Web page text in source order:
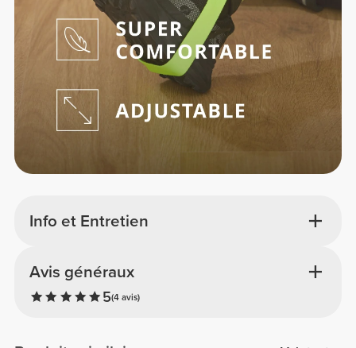
Info et Entretien
Avis généraux
5(4 avis)